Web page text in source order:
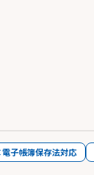
子帳簿保存法対応